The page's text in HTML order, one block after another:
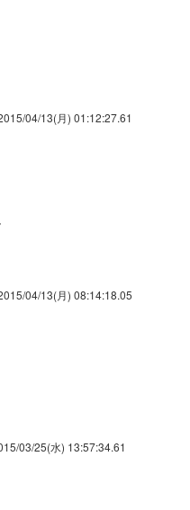
04/13(月) 01:12:27.61
04/13(月) 08:14:18.05
03/25(水) 13:57:34.61